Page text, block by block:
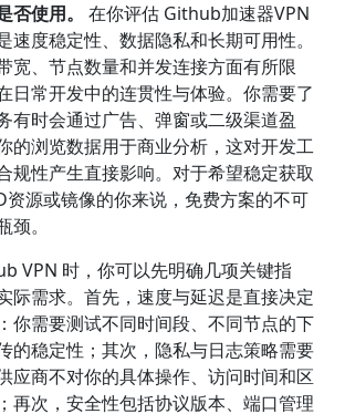
否使用。
在你评估 Github加速器VPN
速度稳定性、数据隐私和长期可用性。
宽、节点数量和并发连接方面有所限
日常开发中的连贯性与体验。你需要了
有时会通过广告、弹窗或二级渠道盈
的浏览数据用于商业分析，这对开发工
规性产生直接影响。对于希望稳定获取
资源或镜像的你来说，免费方案的不可
。
VPN 时，你可以先明确几项关键指
际需求。首先，速度与延迟是直接决定
你需要测试不同时间段、不同节点的下
的稳定性；其次，隐私与日志策略需要
应商不对你的具体操作、访问时间和区
再次，安全性包括协议版本、端口管理